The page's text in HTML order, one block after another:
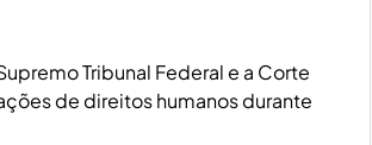
Tribunal Federal e a Corte
de direitos humanos durante